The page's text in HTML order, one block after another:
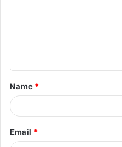
t
*
Name *
Email *